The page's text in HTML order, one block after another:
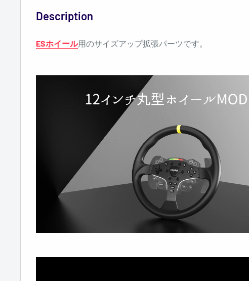
Description
ESホイール用のサイズアップ拡張パーツです。